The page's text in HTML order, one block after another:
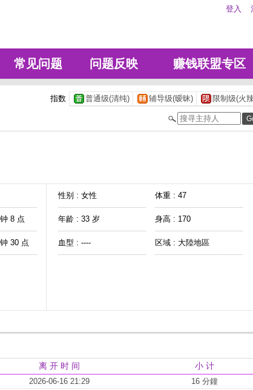
登入
常见问题 问题反映 赚钱联盟专区
指数 普通级(清纯) 辅导级(暧昧) 限制级(火
8 点
30 点
性别 : 女性 体重 : 47
年龄 : 33 岁 身高 : 170
血型 : ---- 区域 : 大陸地區
离 开 时 间 小 计
2026-06-16 21:29
16 分鐘